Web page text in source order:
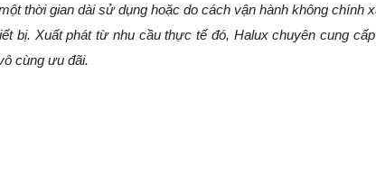
thời gian dài sử dụng hoặc do cách vận hành không chính
bị. Xuất phát từ nhu cầu thực tế đó, Halux chuyên cung
cùng ưu đãi.